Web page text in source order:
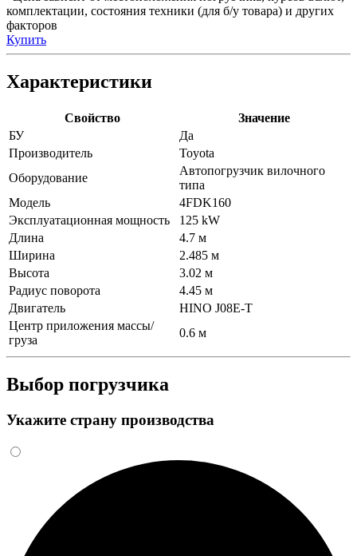
комплектации, состояния техники (для б/у товара) и других
факторов
Купить
Характеристики
Свойство
Значение
БУ
Да
Производитель
Toyota
Оборудование
Автопогрузчик вилочного
типа
Модель
4FDK160
Эксплуатационная мощность
125 kW
Длина
4.7 м
Ширина
2.485 м
Высота
3.02 м
Радиус поворота
4.45 м
Двигатель
HINO J08E-T
Центр приложения массы/
груза
0.6 м
Выбор погрузчика
Укажите страну производства